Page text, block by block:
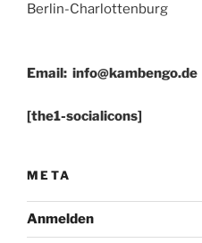
Berlin-Charlottenburg
Email: info@kambengo.de
[the1-socialicons]
META
Anmelden